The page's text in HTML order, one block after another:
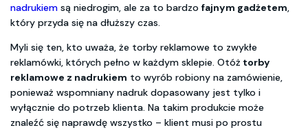
nadrukiem są niedrogim, ale za to bardzo fajnym gadżetem,
który przyda się na dłuższy czas.
Myli się ten, kto uważa, że torby reklamowe to zwykłe
reklamówki, których pełno w każdym sklepie. Otóż torby
reklamowe z nadrukiem to wyrób robiony na zamówienie,
ponieważ wspomniany nadruk dopasowany jest tylko i
wyłącznie do potrzeb klienta. Na takim produkcie może
znaleźć się naprawdę wszystko – klient musi po prostu